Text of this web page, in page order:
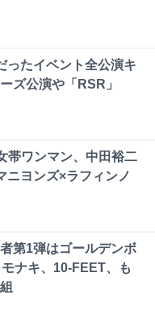
ったイベント全公演キ
ズ公演や「RSR」
帯ワンマン、中田裕二
ニヨンズ×ラフィンノ
第1弾はゴールデンボ
ナキ、10-FEET、も